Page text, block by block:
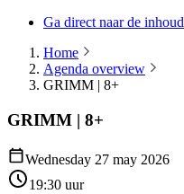
Ga direct naar de inhoud
Home
Agenda overview
GRIMM | 8+
GRIMM | 8+
Wednesday 27 may 2026
19:30 uur